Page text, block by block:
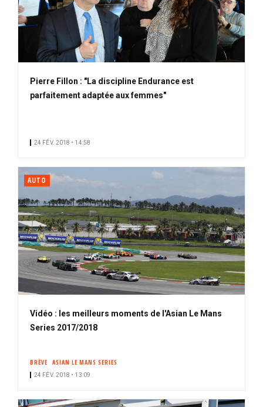
Pierre Fillon : "La discipline Endurance est
parfaitement adaptée aux femmes"
24 FÉV. 2018 • 14:58
AUTO
Vidéo : les meilleurs moments de l'Asian Le Mans
Series 2017/2018
BRÈVE ASIAN LE MANS SERIES
24 FÉV. 2018 • 13:09